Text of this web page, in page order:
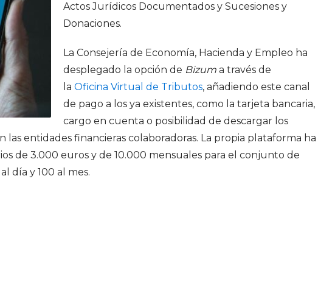
Actos Jurídicos Documentados y Sucesiones y
Donaciones.
La Consejería de Economía, Hacienda y Empleo ha
desplegado la opción de Bizum a través de
la Oficina Virtual de Tributos, añadiendo este canal
de pago a los ya existentes, como la tarjeta bancaria,
cargo en cuenta o posibilidad de descargar los
las entidades financieras colaboradoras. La propia plataforma ha
de 3.000 euros y de 10.000 mensuales para el conjunto de
día y 100 al mes.